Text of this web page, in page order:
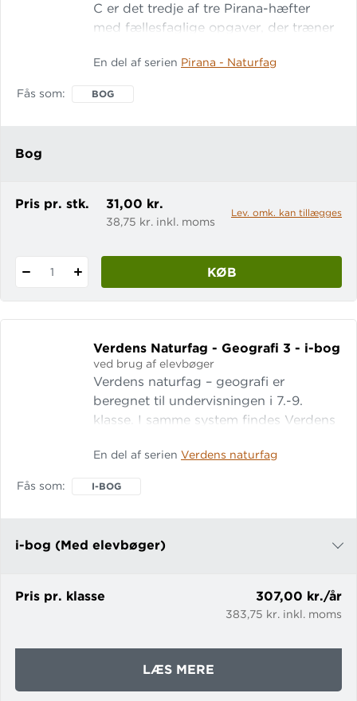
C er det tredje af tre Pirana-hæfter
med fællesfaglige opgaver, der træner
temaer inden for fysik/kemi, biologi og
En del af serien Pirana - Naturfag
Fås som BOG
Bog
Pris pr. stk. 31,00 kr.
38,75 kr. inkl. moms
Lev. omk. kan tillægges
1 KØB
Verdens Naturfag - Geografi 3 - i-bog
ved brug af elevbøger
Verdens naturfag – geografi er
beregnet til undervisningen i 7.-9.
klasse. I samme system findes Verdens
naturfag – biologi. Læs mere om
En del af serien Verdens naturfag
Fås som I-BOG
i-bog (Med elevbøger)
i-bog (Uden elevbøger)
Pris pr. klasse 307,00 kr./år
383,75 kr. inkl. moms
LÆS MERE